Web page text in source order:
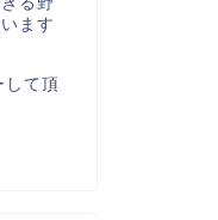
ます
して頂